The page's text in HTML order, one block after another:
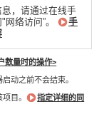
，请通过在线手
网络访问”。
手
数量时的操作>
动之前不会结束。
项目。
指定详细的同